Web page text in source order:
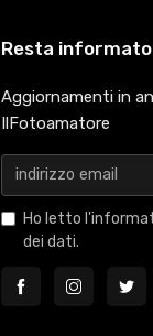
Resta informato
Aggiornamenti in
IlFotoamatore
Ho letto
dei dati.